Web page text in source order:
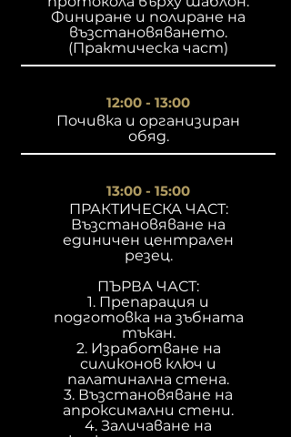
Финиране и полиране на
възстановяването.
(Практическа част)
12:00 - 13:00
Почивка и организиран
обяд.
13:00 - 15:00
ПРАКТИЧЕСКА ЧАСТ:
Възстановяване на
единичен централен
резец.
ПЪРВА ЧАСТ:
1. Препарация и
подготовка на зъбната
тъкан.
2. Изработване на
силиконов ключ и
палатинална стена.
3. Възстановяване на
апроксимални стени.
4. Заличаване на